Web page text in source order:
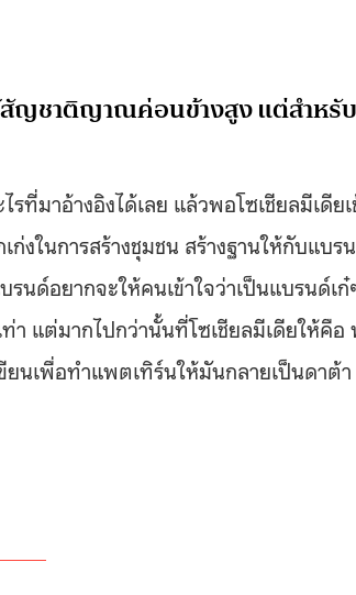
ญชาติญาณค่อนข้างสูง แต่สำหรับ
มาอ้างอิงได้เลย แล้วพอโซเชียลมีเดียเ
ก่งในการสร้างชุมชน สร้างฐานให้กับแบร
นด์อยากจะให้คนเข้าใจว่าเป็นแบรนด์เก๋
แต่มากไปกว่านั้นที่โซเชียลมีเดียให้คือ
ยนเพื่อทำแพตเทิร์นให้มันกลายเป็นดาต้า